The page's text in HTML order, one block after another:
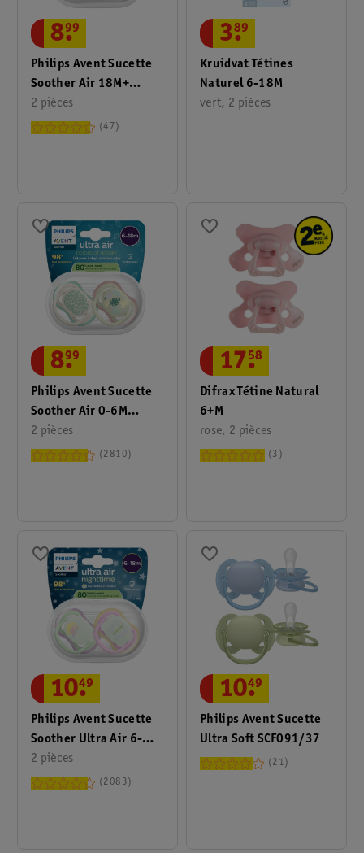
Philips Avent Sucette
Soother Air 18M+
SCF349/47
2 pièces
8.
99
47
Kruidvat Tétines
Naturel 6-18M
vert, 2 pièces
3.
89
Philips Avent Sucette
Soother Air 0-6M
SCF087/17
2 pièces
8.
99
2810
Difrax Tétine Natural
6+M
rose, 2 pièces
17.
58
3
Philips Avent Sucette
Soother Ultra Air 6-
18M SCF376/29
Nighttime
2 pièces
10.
49
2083
Philips Avent Sucette
Ultra Soft SCF091/37
10.
49
21